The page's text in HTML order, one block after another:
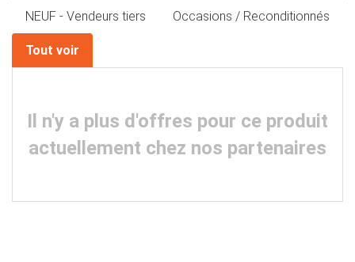
NEUF - Vendeurs tiers Occasions / Reconditionnés
Tout voir
Il n'y a plus d'offres pour ce produit
actuellement chez nos partenaires